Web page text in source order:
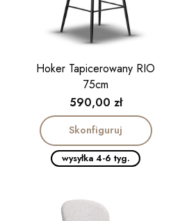
Hoker Tapicerowany RIO
75cm
Cena
590,00 zł
Skonfiguruj
wysyłka 4-6 tyg.